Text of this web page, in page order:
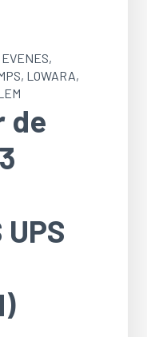
EVENES,
, LOWARA,
de
UPS